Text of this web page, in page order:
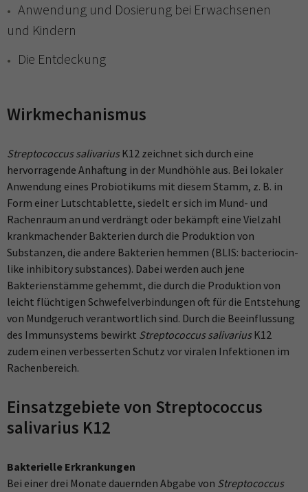
Anwendung und Dosierung bei Erwachsenen
und Kindern
Die Entdeckung
Wirkmechanismus
Streptococcus salivarius K12 zeichnet sich durch eine
hervorragende Anhaftung in der Mundhöhle aus. Bei lokaler
Anwendung eines Probiotikums mit diesem Stamm, z. B. in
Form einer Lutschtablette, siedelt er sich im Mund- und
Rachenraum an und verdrängt oder bekämpft eine Vielzahl
krankmachender Bakterien durch die Produktion von
Substanzen, die andere Bakterien hemmen (BLIS: bacteriocin-
like inhibitory substances). Dabei werden auch jene
Bakterienstämme gehemmt, die durch die Produktion von
leicht flüchtigen Schwefelverbindungen oft für die Entstehung
von Mundgeruch verantwortlich sind. Durch die Beeinflussung
des Immunsystems bewirkt Streptococcus salivarius K12
zudem einen verbesserten Schutz vor viralen Infektionen im
Rachenbereich.
Einsatzgebiete von Streptococcus
salivarius K12
Bakterielle Erkrankungen
Bei einer drei Monate dauernden Abgabe von Streptococcus